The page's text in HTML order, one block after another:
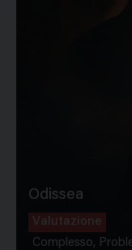
Odissea
Valutazione
Complesso,